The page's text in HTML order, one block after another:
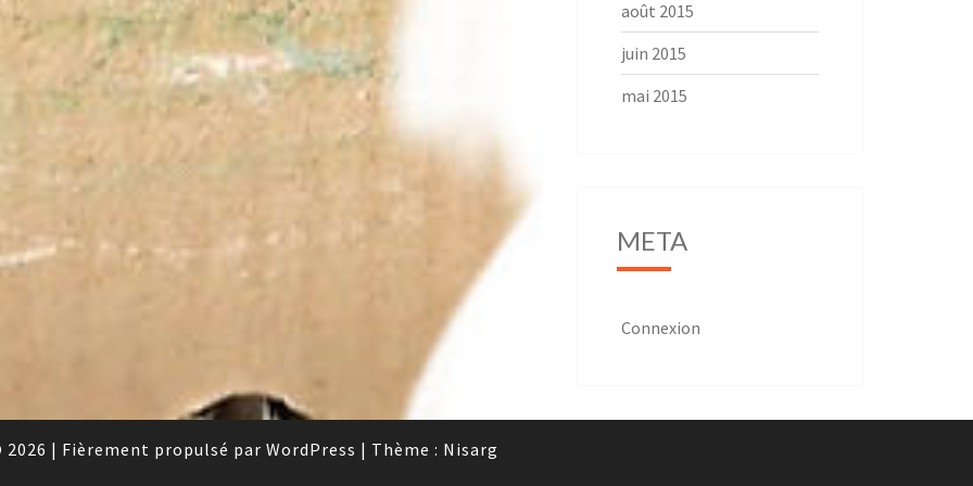
août 2015
juin 2015
mai 2015
META
Connexion
2026 | Fièrement propulsé par WordPress | Thème : Nisarg